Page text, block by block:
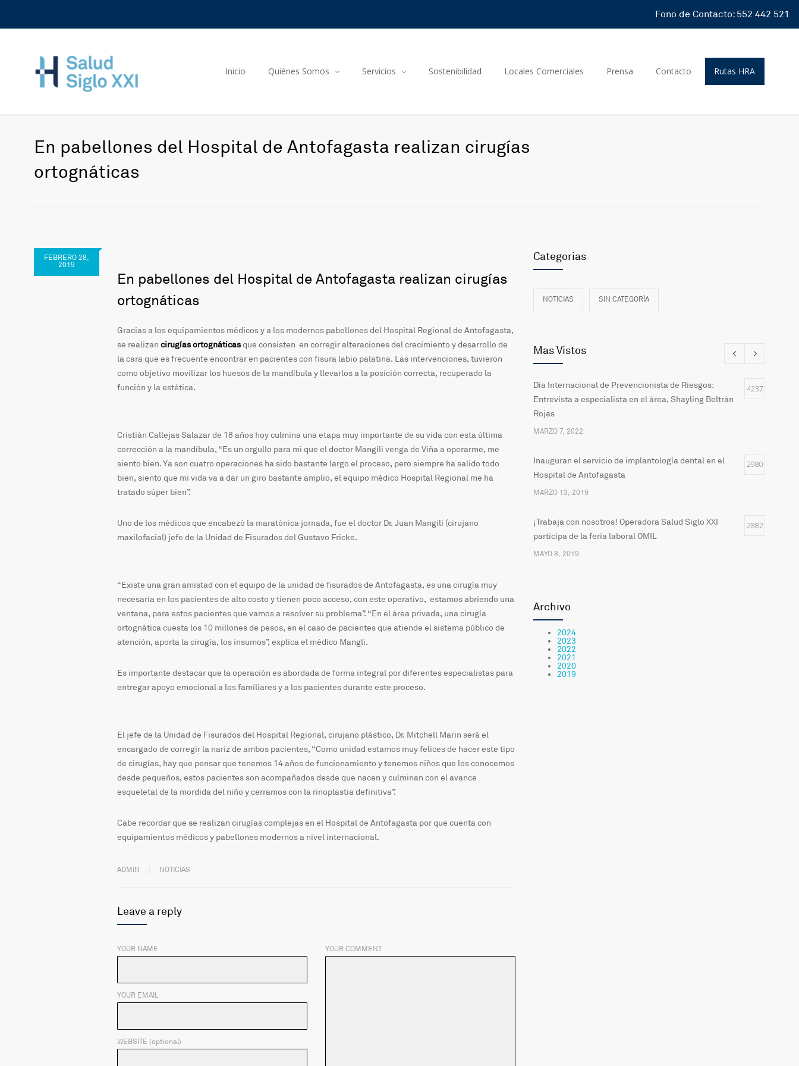
Fono de Contacto: 552 442 521
Inicio Quiénes Somos Servicios Sostenibilidad Locales Comerciales Prensa Contacto Rutas HRA
En pabellones del Hospital de Antofagasta realizan cirugías
ortognáticas
FEBRERO 28,
2019
En pabellones del Hospital de Antofagasta realizan cirugías
ortognáticas
Gracias a los equipamientos médicos y a los modernos pabellones del Hospital Regional de Antofagasta,
se realizan cirugías ortognáticasque consisten en corregir alteraciones del crecimiento y desarrollo de
la cara que es frecuente encontrar en pacientes con fisura labio palatina. Las intervenciones, tuvieron
como objetivo movilizar los huesos de la mandíbula y llevarlos a la posición correcta, recuperado la
función y la estética.
Cristián Callejas Salazar de 18 años hoy culmina una etapa muy importante de su vida con esta última
corrección a la mandíbula, “Es un orgullo para mi que el doctor Mangili venga de Viña a operarme, me
siento bien. Ya son cuatro operaciones ha sido bastante largo el proceso, pero siempre ha salido todo
bien, siento que mi vida va a dar un giro bastante amplio, el equipo médico Hospital Regional me ha
tratado súper bien”.
Uno de los médicos que encabezó la maratónica jornada, fue el doctor Dr. Juan Mangili (cirujano
maxilofacial) jefe de la Unidad de Fisurados del Gustavo Fricke.
“Existe una gran amistad con el equipo de la unidad de fisurados de Antofagasta, es una cirugía muy
necesaria en los pacientes de alto costo y tienen poco acceso, con este operativo, estamos abriendo una
ventana, para estos pacientes que vamos a resolver su problema”. “En el área privada, una cirugía
ortognática cuesta los 10 millones de pesos, en el caso de pacientes que atiende el sistema público de
atención, aporta la cirugía, los insumos”, explica el médico Mangli.
Es importante destacar que la operación es abordada de forma integral por diferentes especialistas para
entregar apoyo emocional a los familiares y a los pacientes durante este proceso.
El jefe de la Unidad de Fisurados del Hospital Regional, cirujano plástico, Dr. Mitchell Marin será el
encargado de corregir la nariz de ambos pacientes, “Como unidad estamos muy felices de hacer este tipo
de cirugías, hay que pensar que tenemos 14 años de funcionamiento y tenemos niños que los conocemos
desde pequeños, estos pacientes son acompañados desde que nacen y culminan con el avance
esqueletal de la mordida del niño y cerramos con la rinoplastia definitiva”.
Cabe recordar que se realizan cirugías complejas en el Hospital de Antofagasta por que cuenta con
equipamientos médicos y pabellones modernos a nivel internacional.
ADMIN NOTICIAS
Leave a reply
YOUR NAME
YOUR EMAIL
WEBSITE (optional)
YOUR COMMENT
Categorias
NOTICIAS SIN CATEGORÍA
Mas Vistos
Día Internacional de Prevencionista de Riesgos:
Entrevista a especialista en el área, Shayling Beltrán
Rojas
4237
MARZO 7, 2022
Inauguran el servicio de implantología dental en el
Hospital de Antofagasta
2980
MARZO 13, 2019
¡Trabaja con nosotros! Operadora Salud Siglo XXI
participa de la feria laboral OMIL
2882
MAYO 8, 2019
Comienzan las clases en la «escuelita» del Hospital de
Antofagasta
MARZO 6, 2019
Archivo
2024
2023
2022
2021
2020
2019